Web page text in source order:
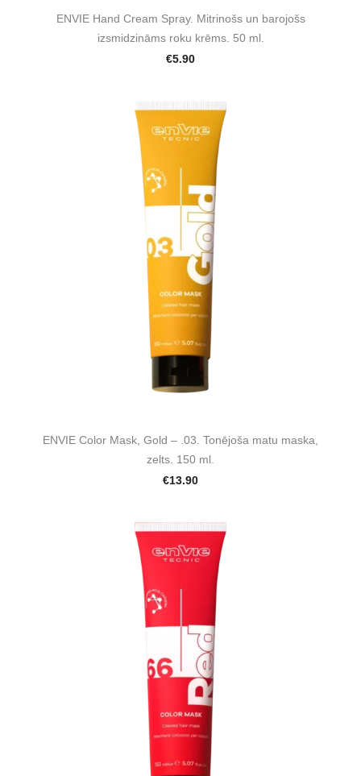
ENVIE Hand Cream Spray. Mitrinošs un barojošs
izsmidzināms roku krēms. 50 ml.
€5.90
ENVIE Color Mask, Gold – .03. Tonējoša matu maska,
zelts. 150 ml.
€13.90